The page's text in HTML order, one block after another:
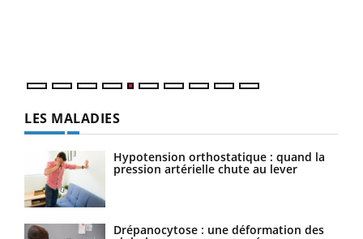
LES MALADIES
Hypotension orthostatique : quand la
pression artérielle chute au lever
Drépanocytose : une déformation des